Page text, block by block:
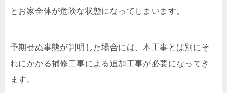
とお家全体が危険な状態になってしまいます。
予期せぬ事態が判明した場合には、本工事とは別にそ
れにかかる補修工事による追加工事が必要になってき
ます。